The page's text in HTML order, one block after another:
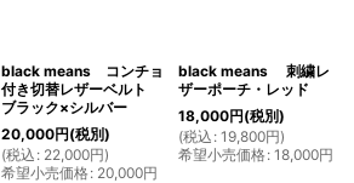
black means コンチョ
付き切替レザーベルト
ブラック×シルバー
20,000円(税別)
(税込 : 22,000円)
希望小売価格: 20,000円
black means 刺繍レ
ザーポーチ・レッド
18,000円(税別)
(税込 : 19,800円)
希望小売価格: 18,000円